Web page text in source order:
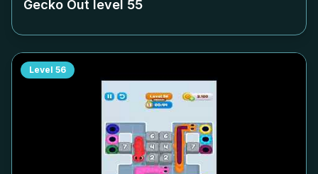
Gecko Out level 55
Level 56